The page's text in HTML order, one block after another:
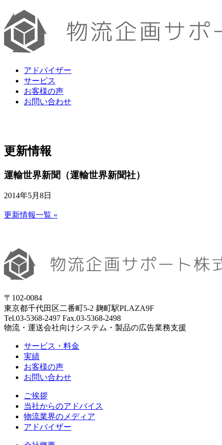
アドバイザー
サービス
お客様の声
お問い合わせ
更新情報
運輸世界新聞（運輸世界新聞社）
2014年5月8日
更新情報一覧 «
〒102-0084
東京都千代田区二番町5-2 麹町駅PLAZA9F
Tel.03-5368-2497 Fax.03-5368-2498
物流・運送会社向けシステム・製品の広告業務支援
サービス・料金
実績
お客様の声
お問い合わせ
ご挨拶
当社からのアドバイス
物流業界のメディア
アドバイザー